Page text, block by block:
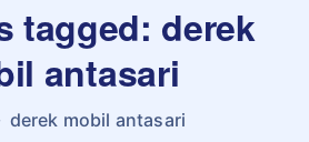
tagged: derek
antasari
derek mobil antasari